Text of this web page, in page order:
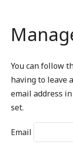
You can follow
having to leave
email address
set.
Email